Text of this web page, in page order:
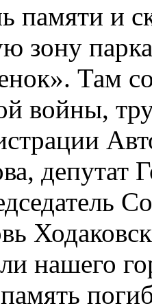
памяти и
зону
Там
войны,
депутат
нашего